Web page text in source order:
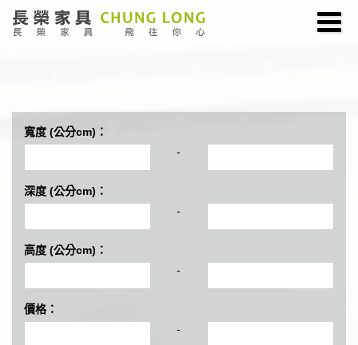
寬度 (公分cm)：
-
深度 (公分cm)：
-
高度 (公分cm)：
-
價格：
-